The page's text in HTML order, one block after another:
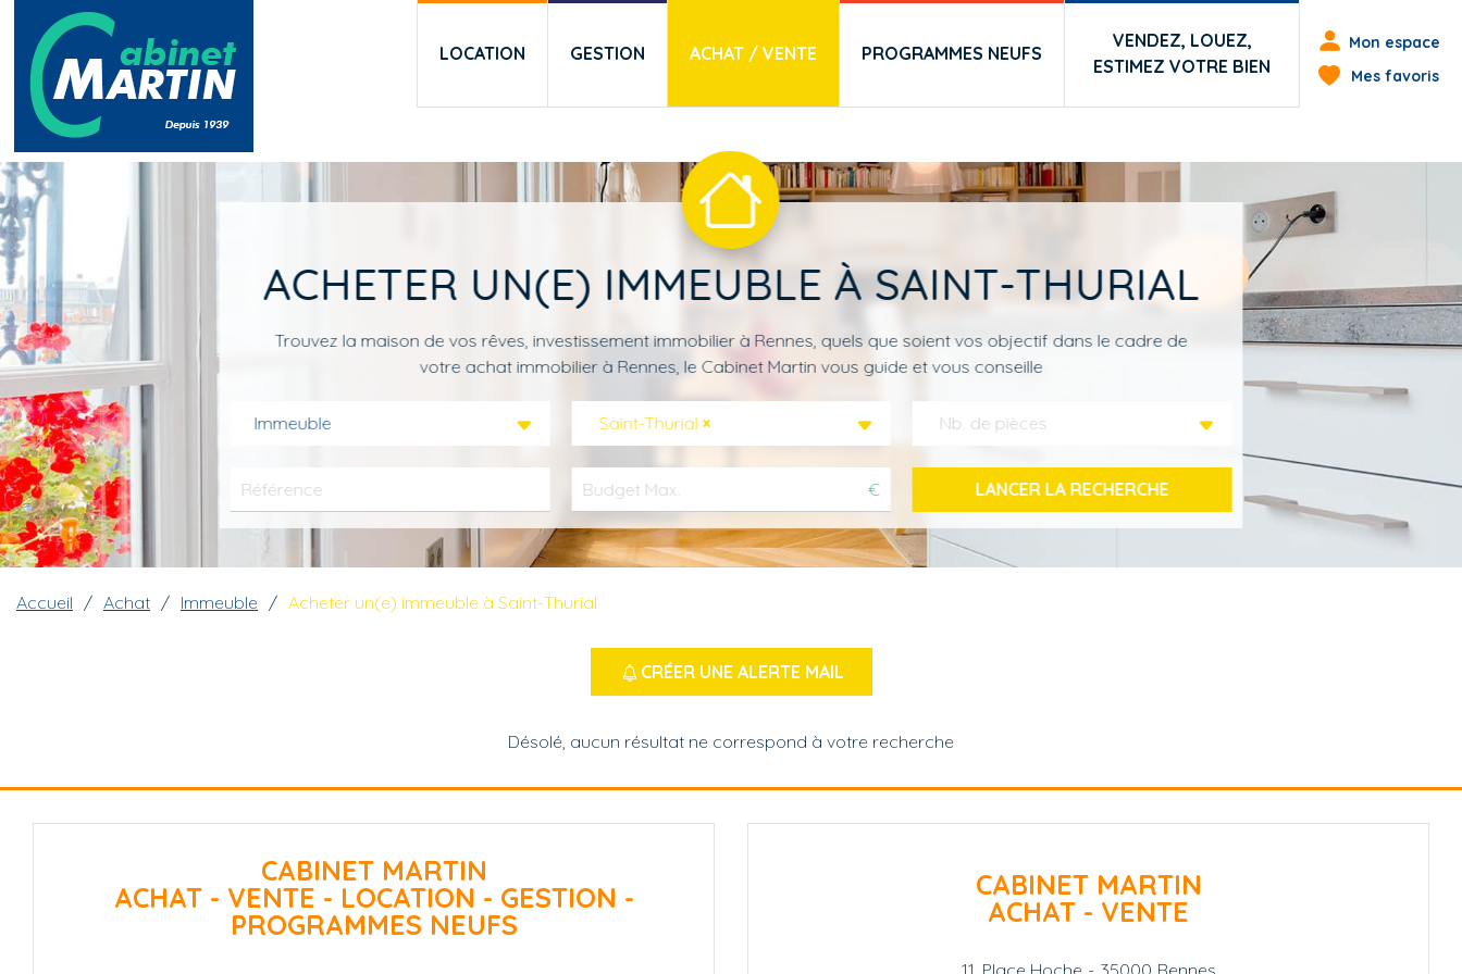
Aller au contenu principal
LOCATION
GESTION ACHAT / VENTE PROGRAMMES NEUFS
VENDEZ, LOUEZ,
ESTIMEZ VOTRE BIEN
Menu
Mon espace
Mes favoris
ACHETER UN(E) IMMEUBLE À SAINT-THURIAL
Trouvez la maison de vos rêves, investissement immobilier à Rennes, quels que soient vos objectif dans le cadre de
votre achat immobilier à Rennes, le Cabinet Martin vous guide et vous conseille
Immeuble ×
Saint-Thurial Nb. de pièces
€
Fil d'Ariane
Accueil Achat Immeuble Acheter un(e) immeuble à Saint-Thurial
CRÉER UNE ALERTE MAIL
Désolé, aucun résultat ne correspond à votre recherche
CABINET MARTIN
ACHAT - VENTE - LOCATION - GESTION -
PROGRAMMES NEUFS
CABINET MARTIN
ACHAT - VENTE
11, Place Hoche - 35000 Rennes